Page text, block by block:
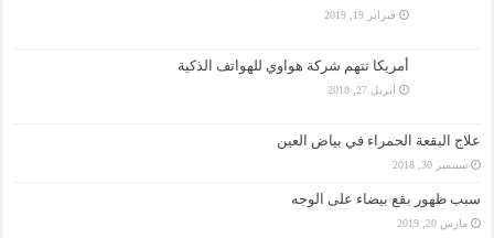
فبراير 19, 2019
أمريكا تتهم شركة هواوي للهواتف الذكية
أبريل 27, 2018
علاج البقعة الحمراء في بياض العين
سبتمبر 30, 2018
سبب ظهور بقع بيضاء على الوجه
مارس 20, 2019